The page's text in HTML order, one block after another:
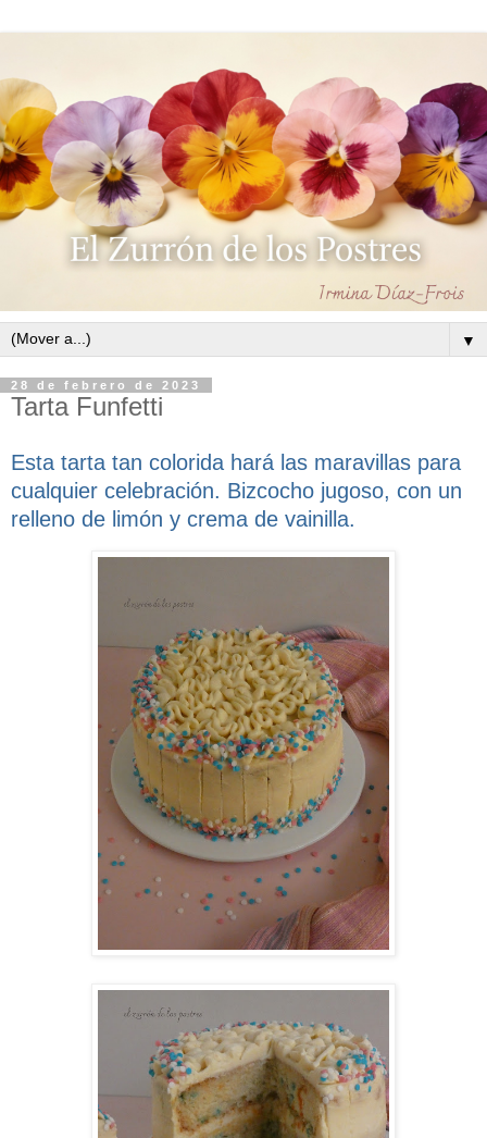
▼
28 de febrero de 2023
Tarta Funfetti
Esta tarta tan colorida hará las maravillas para
cualquier celebración. Bizcocho jugoso, con un
relleno de limón y crema de vainilla.